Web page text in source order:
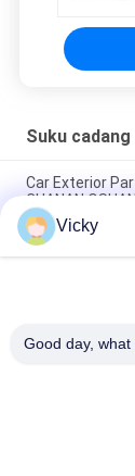
Suku
Car Exterior
CHANAN
Motor starter
Grosir Murah
Sepeda motor
Vicky
Good day,